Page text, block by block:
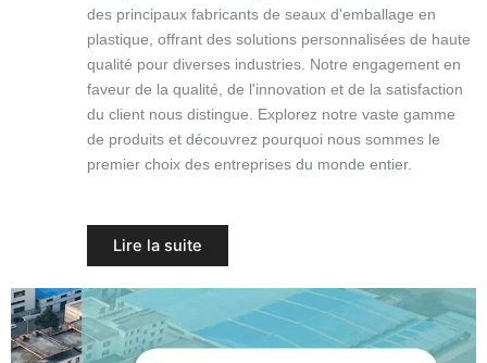
des principaux fabricants de seaux d'emballage en
plastique, offrant des solutions personnalisées de haute
qualité pour diverses industries. Notre engagement en
faveur de la qualité, de l'innovation et de la satisfaction
du client nous distingue. Explorez notre vaste gamme
de produits et découvrez pourquoi nous sommes le
premier choix des entreprises du monde entier.
Lire la suite